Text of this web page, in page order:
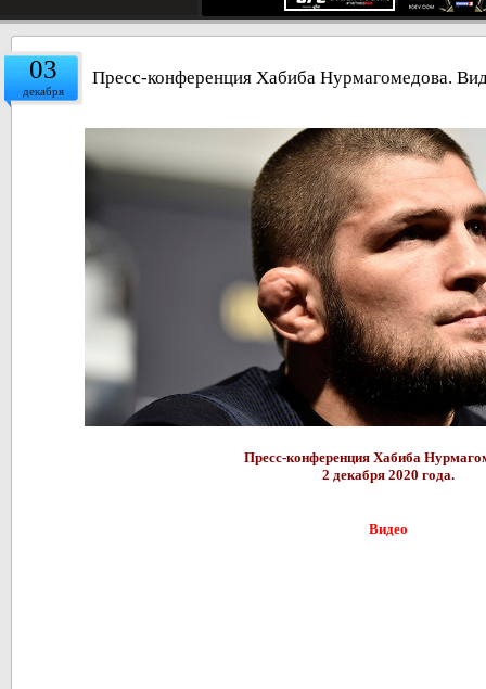
03
декабря
Пресс-конференция Хабиба Нурмагомедова.
Пресс-конференция Хабиба
2 декабря 2020 года.
Видео